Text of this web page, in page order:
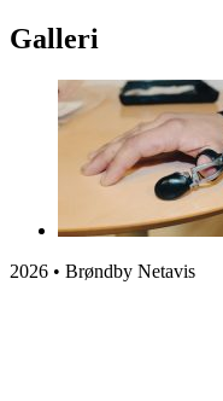
Galleri
2026 • Brøndby Netavis